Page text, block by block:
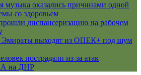
музыка оказались причинами одной
со здоровьем
диспансеризацию на рабочем
Эмираты выходят из ОПЕК+ под шум
пострадали из-за атак
на ДНР